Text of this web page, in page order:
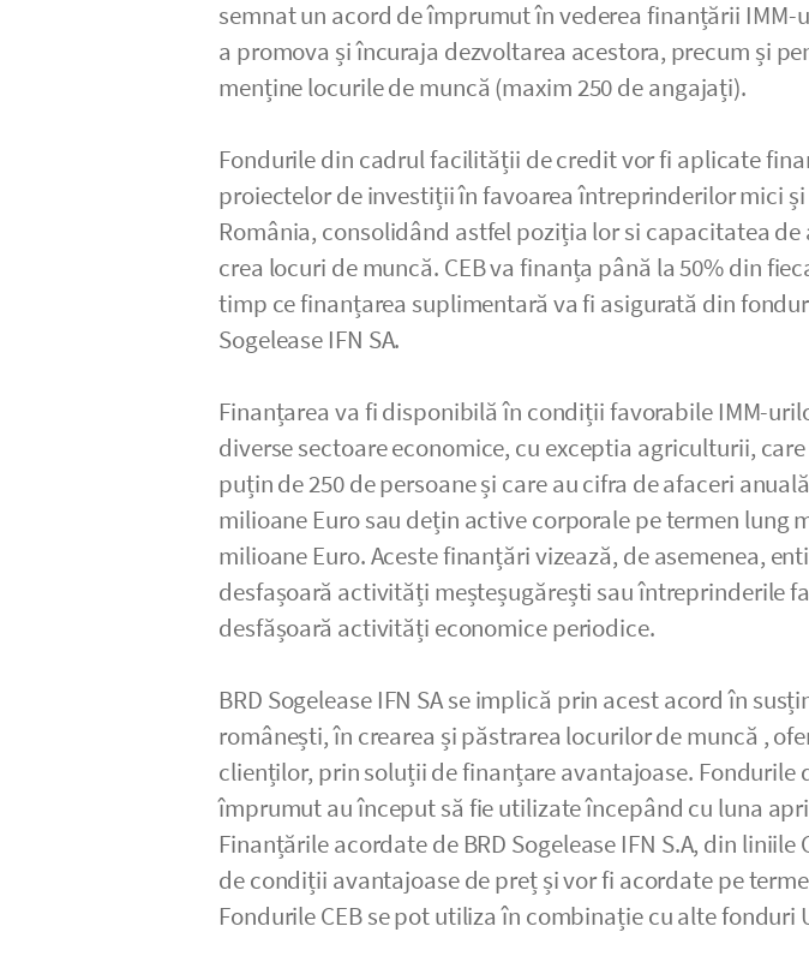
semnat un acord de împrumut în vederea finanțării IMM-
a promova și încuraja dezvoltarea acestora, precum și
menține locurile de muncă (maxim 250 de angajați).
Fondurile din cadrul facilității de credit vor fi aplicate
proiectelor de investiții în favoarea întreprinderilor mici
România, consolidând astfel poziția lor si capacitatea de
crea locuri de muncă. CEB va finanța până la 50% din
timp ce finanțarea suplimentară va fi asigurată din
Sogelease IFN SA.
Finanțarea va fi disponibilă în condiții favorabile IMM-
diverse sectoare economice, cu exceptia agriculturii,
puțin de 250 de persoane și care au cifra de afaceri
milioane Euro sau dețin active corporale pe termen lung
milioane Euro. Aceste finanțări vizează, de asemenea,
desfașoară activități meșteșugărești sau întreprinderile
desfășoară activități economice periodice.
BRD Sogelease IFN SA se implică prin acest acord în
românești, în crearea și păstrarea locurilor de muncă ,
clienților, prin soluții de finanțare avantajoase. Fondurile
împrumut au început să fie utilizate începând cu luna
Finanțările acordate de BRD Sogelease IFN S.A, din liniile
de condiții avantajoase de preț și vor fi acordate pe
Fondurile CEB se pot utiliza în combinație cu alte fonduri